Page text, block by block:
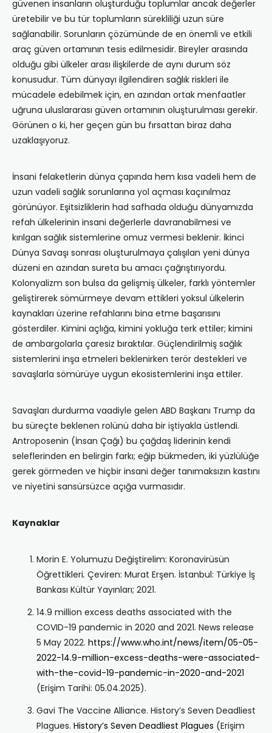
güvenen insanların oluşturduğu toplumlar ancak değerler
üretebilir ve bu tür toplumların sürekliliği uzun süre
sağlanabilir. Sorunların çözümünde de en önemli ve etkili
araç güven ortamının tesis edilmesidir. Bireyler arasında
olduğu gibi ülkeler arası ilişkilerde de aynı durum söz
konusudur. Tüm dünyayı ilgilendiren sağlık riskleri ile
mücadele edebilmek için, en azından ortak menfaatler
uğruna uluslararası güven ortamının oluşturulması gerekir.
Görünen o ki, her geçen gün bu fırsattan biraz daha
uzaklaşıyoruz.
İnsani felaketlerin dünya çapında hem kısa vadeli hem de
uzun vadeli sağlık sorunlarına yol açması kaçınılmaz
görünüyor. Eşitsizliklerin had safhada olduğu dünyamızda
refah ülkelerinin insani değerlerle davranabilmesi ve
kırılgan sağlık sistemlerine omuz vermesi beklenir. İkinci
Dünya Savaşı sonrası oluşturulmaya çalışılan yeni dünya
düzeni en azından sureta bu amacı çağrıştırıyordu.
Kolonyalizm son bulsa da gelişmiş ülkeler, farklı yöntemler
geliştirerek sömürmeye devam ettikleri yoksul ülkelerin
kaynakları üzerine refahlarını bina etme başarısını
gösterdiler. Kimini açlığa, kimini yokluğa terk ettiler; kimini
de ambargolarla çaresiz bıraktılar. Güçlendirilmiş sağlık
sistemlerini inşa etmeleri beklenirken terör destekleri ve
savaşlarla sömürüye uygun ekosistemlerini inşa ettiler.
Savaşları durdurma vaadiyle gelen ABD Başkanı Trump da
bu süreçte beklenen rolünü daha bir iştiyakla üstlendi.
Antroposenin (İnsan Çağı) bu çağdaş liderinin kendi
seleflerinden en belirgin farkı; eğip bükmeden, iki yüzlülüğe
gerek görmeden ve hiçbir insani değer tanımaksızın kastını
ve niyetini sansürsüzce açığa vurmasıdır.
Kaynaklar
Morin E. Yolumuzu Değiştirelim: Koronavirüsün
Öğrettikleri. Çeviren: Murat Erşen. İstanbul: Türkiye İş
Bankası Kültür Yayınları; 2021.
14.9 million excess deaths associated with the
COVID-19 pandemic in 2020 and 2021. News release
5 May 2022. https://www.who.int/news/item/05-05-
2022-14.9-million-excess-deaths-were-associated-
with-the-covid-19-pandemic-in-2020-and-2021
(Erişim Tarihi: 05.04.2025).
Gavi The Vaccine Alliance. History’s Seven Deadliest
Plagues. History’s Seven Deadliest Plagues (Erişim